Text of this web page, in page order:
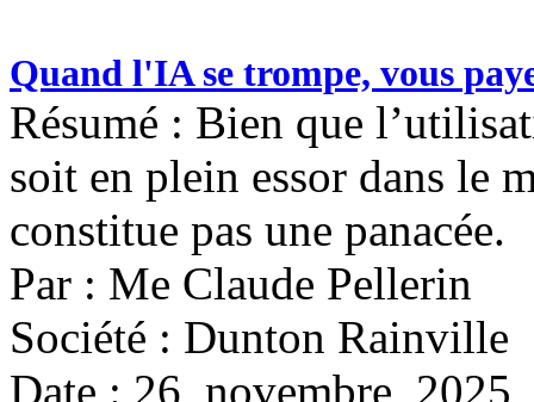
Quand l'IA se trompe, vous
Résumé : Bien que
soit en plein essor dans le
constitue pas une panacée.
Par : Me Claude Pellerin
Société : Dunton Rainville
Date : 26 novembre 2025